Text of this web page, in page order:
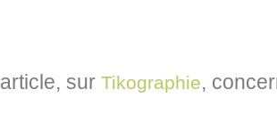
surTikographie,